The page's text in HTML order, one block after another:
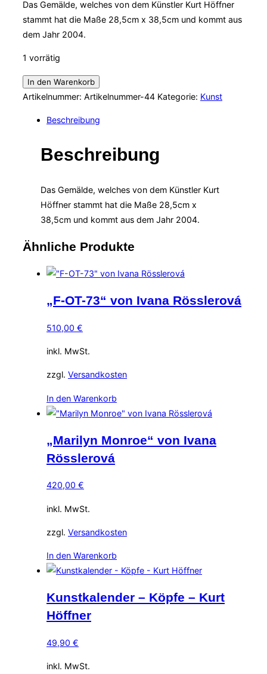
Das Gemälde, welches von dem Künstler Kurt Höffner
stammt hat die Maße 28,5cm x 38,5cm und kommt aus
dem Jahr 2004.
1 vorrätig
Gemälde
von
Höffner
In den Warenkorb
Artikelnummer: Artikelnummer-44 Kategorie: Kunst
Beschreibung
Beschreibung
Das Gemälde, welches von dem Künstler Kurt
Höffner stammt hat die Maße 28,5cm x
38,5cm und kommt aus dem Jahr 2004.
Ähnliche Produkte
„F-OT-73“ von Ivana Rösslerová
510,00 €
inkl. MwSt.
zzgl. Versandkosten
In den Warenkorb
„Marilyn Monroe“ von Ivana
Rösslerová
420,00 €
inkl. MwSt.
zzgl. Versandkosten
In den Warenkorb
Kunstkalender – Köpfe – Kurt
Höffner
49,90 €
inkl. MwSt.